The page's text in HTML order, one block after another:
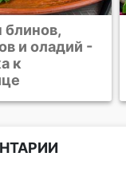
рецептов
с которыми
даже